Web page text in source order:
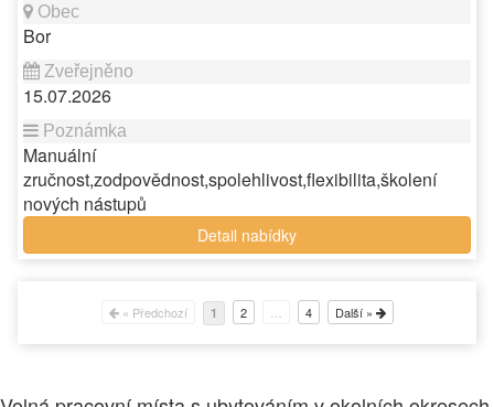
Bor
15.07.2026
Manuální
zručnost,zodpovědnost,spolehlivost,flexibilita,školení
nových nástupů
Detail nabídky
« Předchozí 1 2 4 Další »